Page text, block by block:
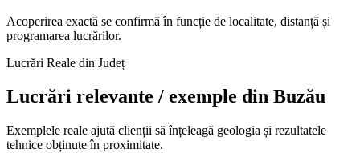
Acoperirea exactă se confirmă în funcție de localitate, distanță și
programarea lucrărilor.
Lucrări Reale din Județ
Lucrări relevante / exemple din Buzău
Exemplele reale ajută clienții să înțeleagă geologia și rezultatele
tehnice obținute în proximitate.